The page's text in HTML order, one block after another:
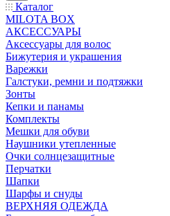
Каталог
MILOTA BOX
АКСЕССУАРЫ
Аксессуары для волос
Бижутерия и украшения
Варежки
Галстуки, ремни и подтяжки
Зонты
Кепки и панамы
Комплекты
Мешки для обуви
Наушники утепленные
Очки солнцезащитные
Перчатки
Шапки
Шарфы и снуды
ВЕРХНЯЯ ОДЕЖДА